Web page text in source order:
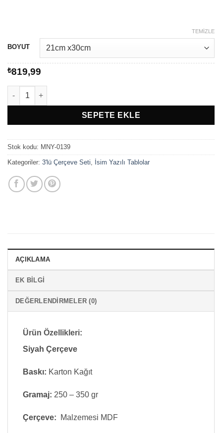
BOYUT
TEMIZLE
₺819,99
Dream Big Little Superhero adet
SEPETE EKLE
Stok kodu: MNY-0139
Kategoriler: 3'lü Çerçeve Seti İsim Yazılı Tablolar
AÇIKLAMA
EK BILGI
DEĞERLENDIRMELER (0)
Ürün Özellikleri:
Siyah Çerçeve
Baskı: Karton Kağıt
Gramaj: 250 – 350 gr
Çerçeve: Malzemesi MDF